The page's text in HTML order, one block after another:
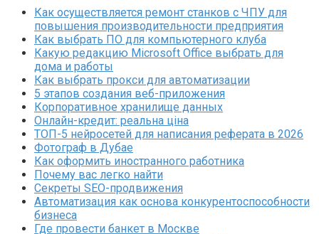
Как осуществляется ремонт станков с ЧПУ для
повышения производительности предприятия
Как выбрать ПО для компьютерного клуба
Какую редакцию Microsoft Office выбрать для
дома и работы
Как выбрать прокси для автоматизации
5 этапов создания веб-приложения
Корпоративное хранилище данных
Онлайн-кредит: реальна ціна
ТОП-5 нейросетей для написания реферата в 2026
Фотограф в Дубае
Как оформить иностранного работника
Почему вас легко найти
Секреты SEO-продвижения
Автоматизация как основа конкурентоспособности
бизнеса
Где провести банкет в Москве